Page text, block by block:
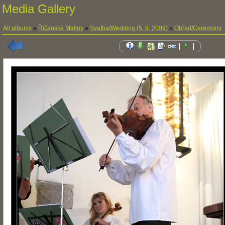
Media Gallery
All albums » Říčanské Maliny » Svatba/Wedding (5. 9. 2009) » Obřad/Ceremony